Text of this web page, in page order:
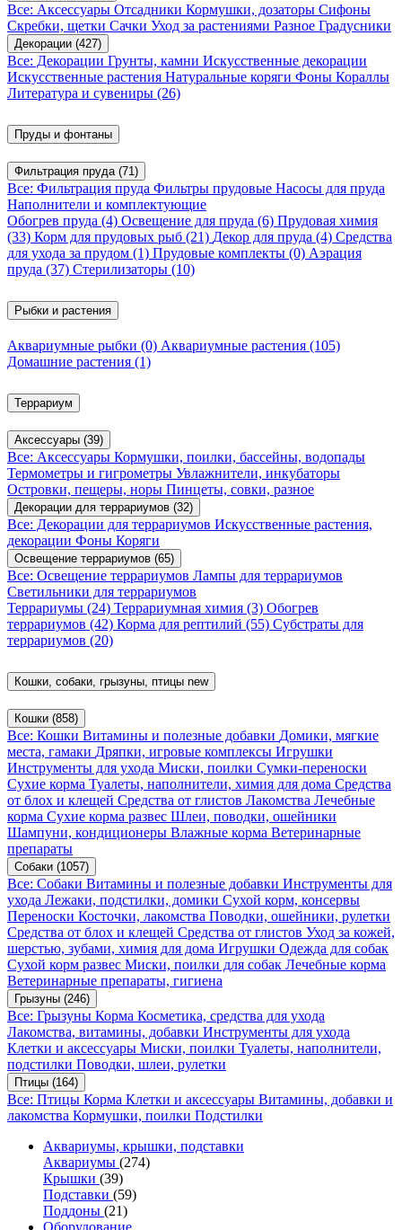
Все: Аксессуары Отсадники Кормушки, дозаторы Сифоны
Скребки, щетки Сачки Уход за растениями Разное Градусники
Декорации (427)
Все: Декорации Грунты, камни Искусственные декорации
Искусственные растения Натуральные коряги Фоны Кораллы
Литература и сувениры (26)
Пруды и фонтаны
Фильтрация пруда (71)
Все: Фильтрация пруда Фильтры прудовые Насосы для пруда
Наполнители и комплектующие
Обогрев пруда (4) Освещение для пруда (6) Прудовая химия
(33) Корм для прудовых рыб (21) Декор для пруда (4) Средства
для ухода за прудом (1) Прудовые комплекты (0) Аэрация
пруда (37) Стерилизаторы (10)
Рыбки и растения
Аквариумные рыбки (0) Аквариумные растения (105)
Домашние растения (1)
Террариум
Аксессуары (39)
Все: Аксессуары Кормушки, поилки, бассейны, водопады
Термометры и гигрометры Увлажнители, инкубаторы
Островки, пещеры, норы Пинцеты, совки, разное
Декорации для террариумов (32)
Все: Декорации для террариумов Искусственные растения,
декорации Фоны Коряги
Освещение террариумов (65)
Все: Освещение террариумов Лампы для террариумов
Светильники для террариумов
Террариумы (24) Террариумная химия (3) Обогрев
террариумов (42) Корма для рептилий (55) Субстраты для
террариумов (20)
Кошки, собаки, грызуны, птицы new
Кошки (858)
Все: Кошки Витамины и полезные добавки Домики, мягкие
места, гамаки Дряпки, игровые комплексы Игрушки
Инструменты для ухода Миски, поилки Сумки-переноски
Сухие корма Туалеты, наполнители, химия для дома Средства
от блох и клещей Средства от глистов Лакомства Лечебные
корма Сухие корма развес Шлеи, поводки, ошейники
Шампуни, кондиционеры Влажные корма Ветеринарные
препараты
Собаки (1057)
Все: Собаки Витамины и полезные добавки Инструменты для
ухода Лежаки, подстилки, домики Сухой корм, консервы
Переноски Косточки, лакомства Поводки, ошейники, рулетки
Средства от блох и клещей Средства от глистов Уход за кожей,
шерстью, зубами, химия для дома Игрушки Одежда для собак
Сухой корм развес Миски, поилки для собак Лечебные корма
Ветеринарные препараты, гигиена
Грызуны (246)
Все: Грызуны Корма Косметика, средства для ухода
Лакомства, витамины, добавки Инструменты для ухода
Клетки и аксессуары Миски, поилки Туалеты, наполнители,
подстилки Поводки, шлеи, рулетки
Птицы (164)
Все: Птицы Корма Клетки и аксессуары Витамины, добавки и
лакомства Кормушки, поилки Подстилки
Аквариумы, крышки, подставки
Аквариумы (274)
Крышки (39)
Подставки (59)
Поддоны (21)
Оборудование